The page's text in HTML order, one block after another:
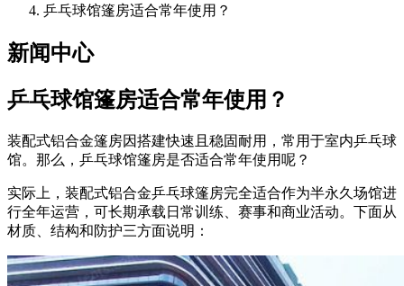
乒乓球馆篷房适合常年使用？
新闻中心
乒乓球馆篷房适合常年使用？
装配式铝合金篷房因搭建快速且稳固耐用，常用于室内乒乓球
馆。那么，乒乓球馆篷房是否适合常年使用呢？
实际上，装配式铝合金乒乓球篷房完全适合作为半永久场馆进
行全年运营，可长期承载日常训练、赛事和商业活动。下面从
材质、结构和防护三方面说明：